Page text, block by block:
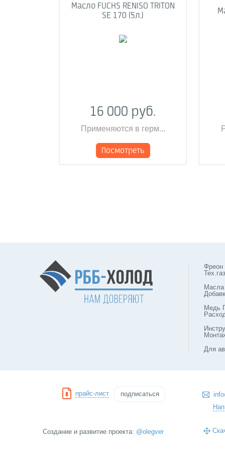
Масло FUCHS RENISO TRITON
SE 170 (5л.)
16 000 руб.
Применяются в герм...
Посмотреть
Фреон
Медь
Для
прайс-лист подписаться
Создание и развитие проекта: @olegver